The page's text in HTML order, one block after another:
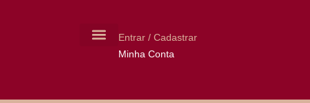
Entrar / Cadastrar
Minha Conta